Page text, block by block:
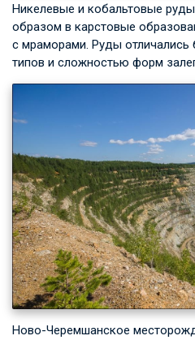
Никелевые и кобальтовые
образом в карстовые
с мраморами. Руды
типов и сложностью форм
Ново-Черемшанское